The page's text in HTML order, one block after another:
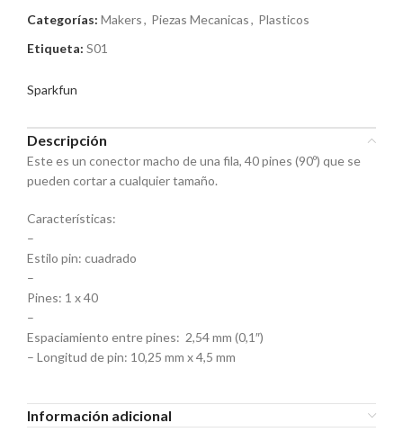
Categorías: Makers, Piezas Mecanicas, Plasticos
Etiqueta: S01
Sparkfun
Descripción
Este es un conector macho de una fila, 40 pines (90º) que se
pueden cortar a cualquier tamaño.
Características:
–
Estilo pin: cuadrado
–
Pines: 1 x 40
–
Espaciamiento entre pines: 2,54 mm (0,1″)
– Longitud de pin: 10,25 mm x 4,5 mm
Información adicional